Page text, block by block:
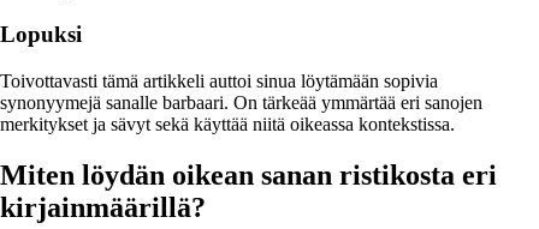
Lopuksi
Toivottavasti tämä artikkeli auttoi sinua löytämään sopivia
synonyymejä sanalle barbaari. On tärkeää ymmärtää eri sanojen
merkitykset ja sävyt sekä käyttää niitä oikeassa kontekstissa.
Miten löydän oikean sanan ristikosta eri
kirjainmäärillä?